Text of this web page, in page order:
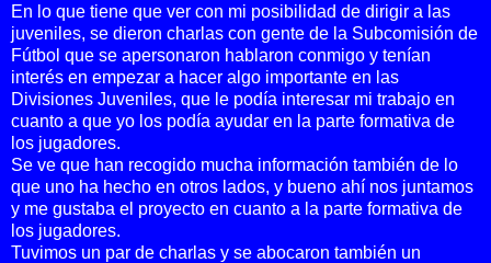
En lo que tiene que ver con mi posibilidad de dirigir a las
juveniles, se dieron charlas con gente de la Subcomisión de
Fútbol que se apersonaron hablaron conmigo y tenían
interés en empezar a hacer algo importante en las
Divisiones Juveniles, que le podía interesar mi trabajo en
cuanto a que yo los podía ayudar en la parte formativa de
los jugadores.
Se ve que han recogido mucha información también de lo
que uno ha hecho en otros lados, y bueno ahí nos juntamos
y me gustaba el proyecto en cuanto a la parte formativa de
los jugadores.
Tuvimos un par de charlas y se abocaron también un